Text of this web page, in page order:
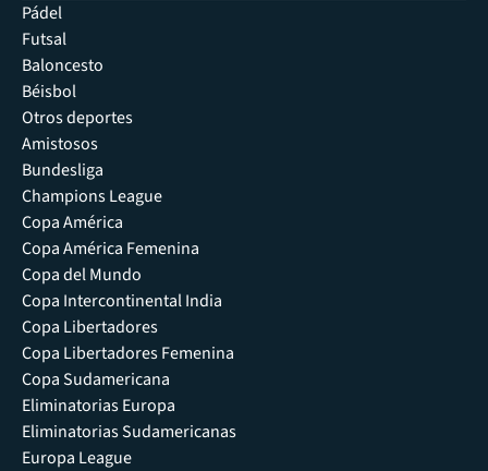
Pádel
Futsal
Baloncesto
Béisbol
Otros deportes
Amistosos
Bundesliga
Champions League
Copa América
Copa América Femenina
Copa del Mundo
Copa Intercontinental India
Copa Libertadores
Copa Libertadores Femenina
Copa Sudamericana
Eliminatorias Europa
Eliminatorias Sudamericanas
Europa League